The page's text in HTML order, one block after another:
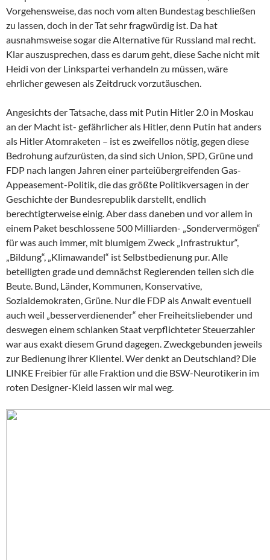
Vorgehensweise, das noch vom alten Bundestag beschließen
zu lassen, doch in der Tat sehr fragwürdig ist. Da hat
ausnahmsweise sogar die Alternative für Russland mal recht.
Klar auszusprechen, dass es darum geht, diese Sache nicht mit
Heidi von der Linkspartei verhandeln zu müssen, wäre
ehrlicher gewesen als Zeitdruck vorzutäuschen.
Angesichts der Tatsache, dass mit Putin Hitler 2.0 in Moskau
an der Macht ist- gefährlicher als Hitler, denn Putin hat anders
als Hitler Atomraketen – ist es zweifellos nötig, gegen diese
Bedrohung aufzurüsten, da sind sich Union, SPD, Grüne und
FDP nach langen Jahren einer parteiübergreifenden Gas-
Appeasement-Politik, die das größte Politikversagen in der
Geschichte der Bundesrepublik darstellt, endlich
berechtigterweise einig. Aber dass daneben und vor allem in
einem Paket beschlossene 500 Milliarden- „Sondervermögen“
für was auch immer, mit blumigem Zweck „Infrastruktur“,
„Bildung“, „Klimawandel“ ist Selbstbedienung pur. Alle
beteiligten grade und demnächst Regierenden teilen sich die
Beute. Bund, Länder, Kommunen, Konservative,
Sozialdemokraten, Grüne. Nur die FDP als Anwalt eventuell
auch weil „besserverdienender“ eher Freiheitsliebender und
deswegen einem schlanken Staat verpflichteter Steuerzahler
war aus exakt diesem Grund dagegen. Zweckgebunden jeweils
zur Bedienung ihrer Klientel. Wer denkt an Deutschland? Die
LINKE Freibier für alle Fraktion und die BSW-Neurotikerin im
roten Designer-Kleid lassen wir mal weg.